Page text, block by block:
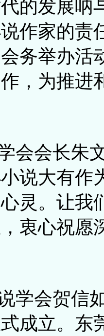
的发展呐
作家的责
务举办活
，为推进
会会长朱
说大有作
灵。让我
衷心祝愿
学会贺信
成立。东